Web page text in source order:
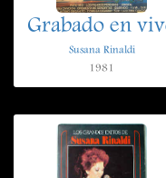
Grabado en
Susana Rinaldi
1981